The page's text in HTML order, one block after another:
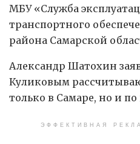
МБУ «Служба
транспортного
района Самарской
Александр Шатохин
Куликовым
только в Самаре, но и по
ЭФФЕКТИВНАЯ